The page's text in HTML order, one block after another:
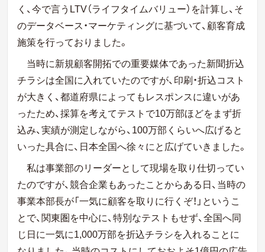
く、今で言うLTV（ライフタイムバリュー）を計算し、そ
のデータベース・マーケティングに基づいて、顧客育成
施策を行っておりました。
当時に新規顧客開拓での重要媒体であった新聞折込
チラシは全国に入れていたのですが、印刷・折込コスト
が大きく、都道府県によってもレスポンスに違いがあ
ったため、採算を考えてテストで10万部ほどをまず折
込み、実績が測定しながら、100万部くらいへ広げると
いった具合に、日本全国へ徐々にと広げていきました。
私は事業部のリーダーとして現場を取り仕切ってい
たのですが、競合企業もあったことからある日、当時の
事業本部長が「一気に顧客を取りに行くぞ！」というこ
とで、関東圏を中心に、特別なテストもせず、全国へ同
じ日に一気に1,000万部を折込チラシを入れることに